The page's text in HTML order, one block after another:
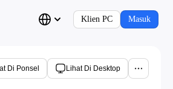
Klien PC Masuk
Di Ponsel Lihat Di Desktop